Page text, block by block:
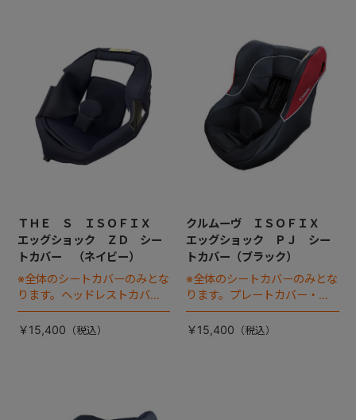
ＴＨＥ Ｓ ＩＳＯＦＩＸ
エッグショック ＺＤ シー
トカバー （ネイビー）
※全体のシートカバーのみとな
ります。ヘッドレストカバー
は別売りです。
￥15,400
クルムーヴ ＩＳＯＦＩＸ
エッグショック ＰＪ シー
トカバー（ブラック）
※全体のシートカバーのみとな
ります。プレートカバー・中
のヘッドパッドは別売りで
す。
￥15,400